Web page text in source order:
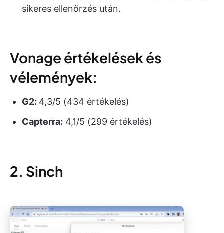
sikeres ellenőrzés után.
Vonage értékelések és
vélemények:
G2: 4,3/5 (434 értékelés)
Capterra: 4,1/5 (299 értékelés)
2. Sinch